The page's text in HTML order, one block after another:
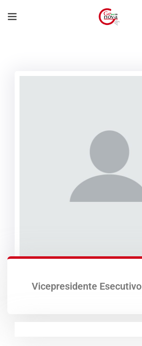
Vicepresidente Esecutivo